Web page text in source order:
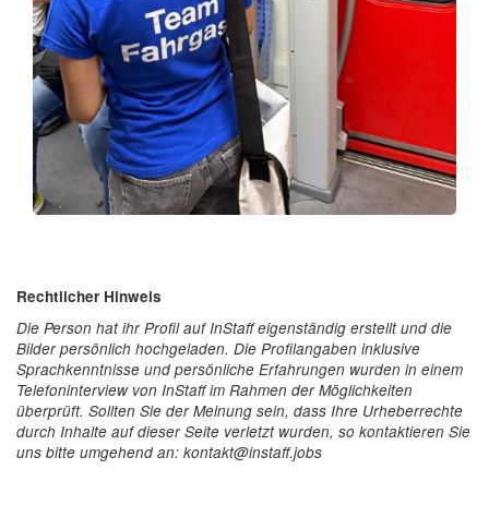
Rechtlicher Hinweis
Die Person hat ihr Profil auf InStaff eigenständig erstellt und die
Bilder persönlich hochgeladen. Die Profilangaben inklusive
Sprachkenntnisse und persönliche Erfahrungen wurden in einem
Telefoninterview von InStaff im Rahmen der Möglichkeiten
überprüft. Sollten Sie der Meinung sein, dass Ihre Urheberrechte
durch Inhalte auf dieser Seite verletzt wurden, so kontaktieren Sie
uns bitte umgehend an: kontakt@instaff.jobs